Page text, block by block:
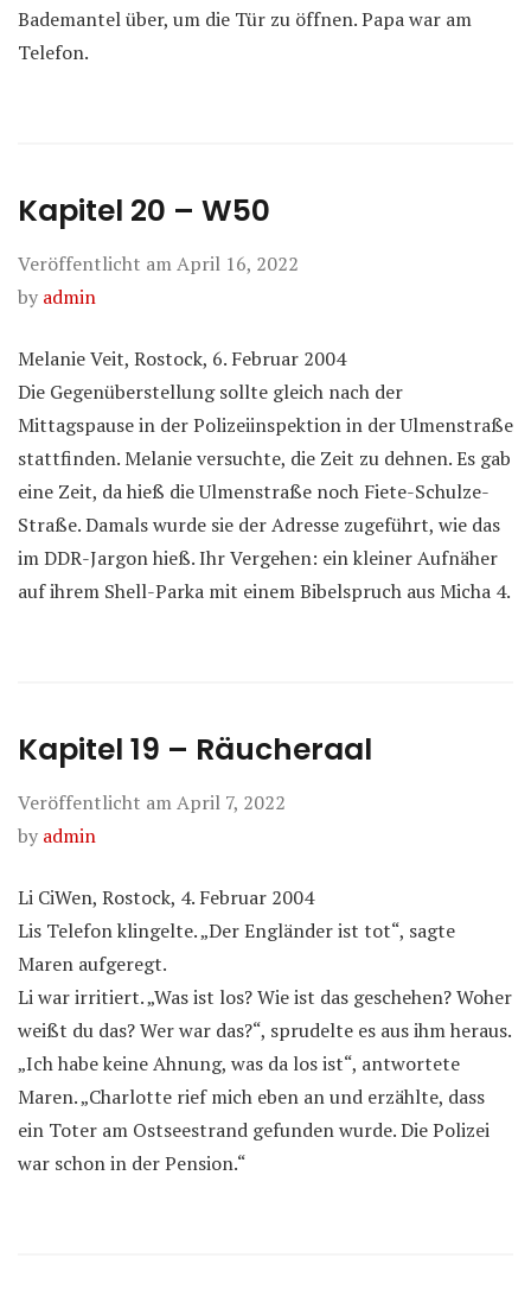
Bademantel über, um die Tür zu öffnen. Papa war am
Telefon.
Kapitel 20 – W50
Veröffentlicht amApril 16, 2022
by admin
Melanie Veit, Rostock, 6. Februar 2004
Die Gegenüberstellung sollte gleich nach der
Mittagspause in der Polizeiinspektion in der Ulmenstraße
stattfinden. Melanie versuchte, die Zeit zu dehnen. Es gab
eine Zeit, da hieß die Ulmenstraße noch Fiete-Schulze-
Straße. Damals wurde sie der Adresse zugeführt, wie das
im DDR-Jargon hieß. Ihr Vergehen: ein kleiner Aufnäher
auf ihrem Shell-Parka mit einem Bibelspruch aus Micha 4.
Kapitel 19 – Räucheraal
Veröffentlicht amApril 7, 2022
by admin
Li CiWen, Rostock, 4. Februar 2004
Lis Telefon klingelte. „Der Engländer ist tot“, sagte
Maren aufgeregt.
Li war irritiert. „Was ist los? Wie ist das geschehen? Woher
weißt du das? Wer war das?“, sprudelte es aus ihm heraus.
„Ich habe keine Ahnung, was da los ist“, antwortete
Maren. „Charlotte rief mich eben an und erzählte, dass
ein Toter am Ostseestrand gefunden wurde. Die Polizei
war schon in der Pension.“